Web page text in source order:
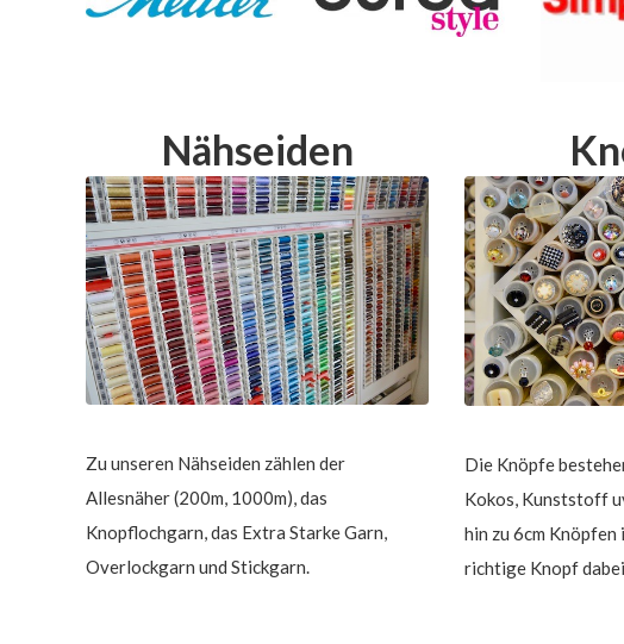
Nähseiden
Zu unseren Nähseiden zählen der
Allesnäher (200m, 1000m), das
Knopflochgarn, das Extra Starke Garn,
Overlockgarn und Stickgarn.
Die Knöpfe
Kokos, Kunststoff
hin zu 6cm
richtige Knopf